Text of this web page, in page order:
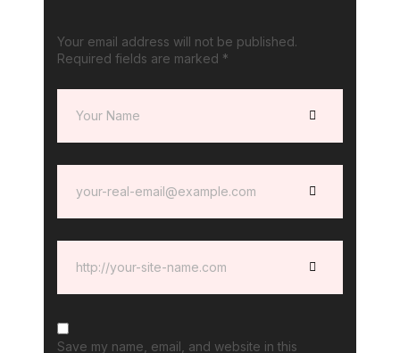
Your email address will not be published.
Required fields are marked *
Save my name, email, and website in this